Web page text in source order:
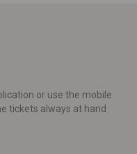
or use the mobile
tickets always at hand